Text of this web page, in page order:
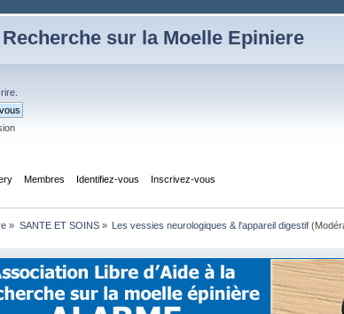
sur la Moelle Epiniere
Membres Identifiez-vous Inscrivez-vous
» SANTE ET SOINS» Les vessies neurologiques & l'appareil digestif